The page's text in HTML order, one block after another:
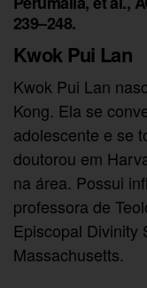
239–248.
Kwok Pui Lan
Kwok Pui Lan
Kong. Ela se
adolescente e se
doutorou em
na área. Possui
professora de
Episcopal Divinity
Massachusetts.